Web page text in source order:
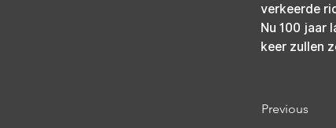
verkeerde
Nu 100 jaar
keer zullen
Previous